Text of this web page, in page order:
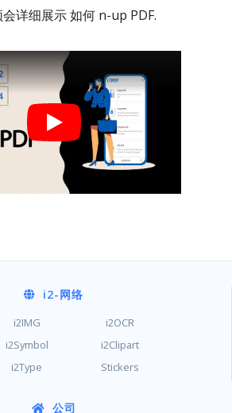
详细展示 如何 n-up PDF.
i2-网络
i2IMG
i2OCR
i2Symbol
i2Clipart
i2Type Stickers
公司